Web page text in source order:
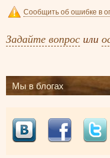
Сообщить об ошибке в
Задайте вопрос или
Мы в блогах